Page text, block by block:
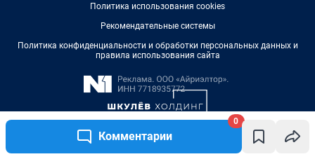
Комментарии
0
Политика использования cookies
Рекомендательные системы
Политика конфиденциальности и обработки персональных данных и
правила использования сайта